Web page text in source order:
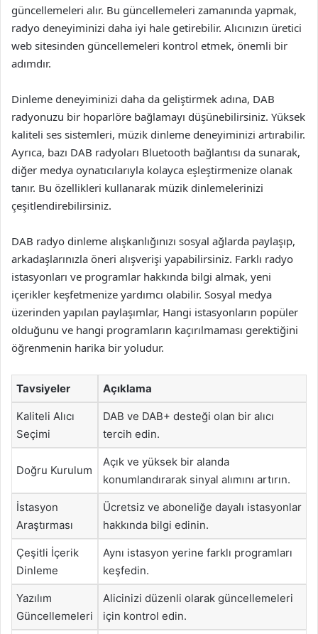
güncellemeleri alır. Bu güncellemeleri zamanında yapmak,
radyo deneyiminizi daha iyi hale getirebilir. Alıcınızın üretici
web sitesinden güncellemeleri kontrol etmek, önemli bir
adımdır.
Dinleme deneyiminizi daha da geliştirmek adına, DAB
radyonuzu bir hoparlöre bağlamayı düşünebilirsiniz. Yüksek
kaliteli ses sistemleri, müzik dinleme deneyiminizi artırabilir.
Ayrıca, bazı DAB radyoları Bluetooth bağlantısı da sunarak,
diğer medya oynatıcılarıyla kolayca eşleştirmenize olanak
tanır. Bu özellikleri kullanarak müzik dinlemelerinizi
çeşitlendirebilirsiniz.
DAB radyo dinleme alışkanlığınızı sosyal ağlarda paylaşıp,
arkadaşlarınızla öneri alışverişi yapabilirsiniz. Farklı radyo
istasyonları ve programlar hakkında bilgi almak, yeni
içerikler keşfetmenize yardımcı olabilir. Sosyal medya
üzerinden yapılan paylaşımlar, Hangi istasyonların popüler
olduğunu ve hangi programların kaçırılmaması gerektiğini
öğrenmenin harika bir yoludur.
Tavsiyeler Açıklama
Kaliteli Alıcı
Seçimi
DAB ve DAB+ desteği olan bir alıcı
tercih edin.
Doğru Kurulum
Açık ve yüksek bir alanda
konumlandırarak sinyal alımını artırın.
İstasyon
Araştırması
Ücretsiz ve aboneliğe dayalı istasyonlar
hakkında bilgi edinin.
Çeşitli İçerik
Dinleme
Aynı istasyon yerine farklı programları
keşfedin.
Yazılım
Güncellemeleri
Alicinizi düzenli olarak güncellemeleri
için kontrol edin.